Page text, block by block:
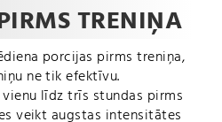
TRENIŅA
porcijas pirms treniņa,
ne tik efektīvu.
līdz trīs stundas pirms
veikt augstas intensitātes